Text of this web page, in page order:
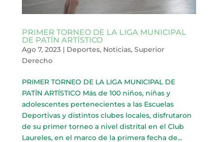
PRIMER TORNEO DE LA LIGA MUNICIPAL
DE PATÍN ARTÍSTICO
Ago 7, 2023| Deportes, Noticias, Superior
Derecho
PRIMER TORNEO DE LA LIGA MUNICIPAL DE
PATÍN ARTÍSTICO Más de 100 niños, niñas y
adolescentes pertenecientes a las Escuelas
Deportivas y distintos clubes locales, disfrutaron
de su primer torneo a nivel distrital en el Club
Laureles, en el marco de la primera fecha de...